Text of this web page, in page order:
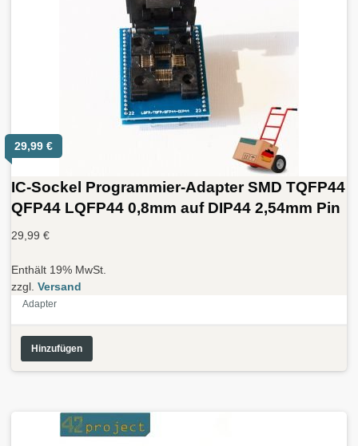
29,99 €
IC-Sockel Programmier-Adapter SMD TQFP44
QFP44 LQFP44 0,8mm auf DIP44 2,54mm Pin
29,99 €
Enthält 19% MwSt.
zzgl. Versand
Adapter
Hinzufügen